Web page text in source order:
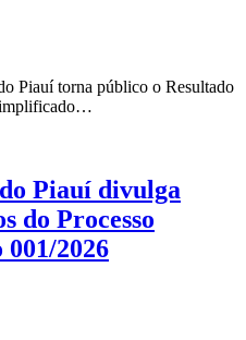
Piauí torna público o Resultado
Piauí divulga
do Processo
2026